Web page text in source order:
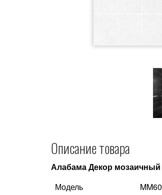
Описание товара
Алабама Декор
Модель